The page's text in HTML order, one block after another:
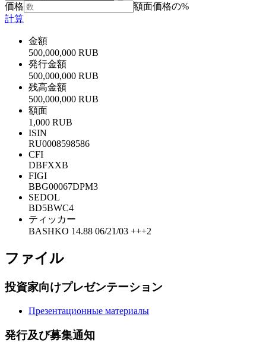
価格
額面価格の%
計算
金額
500,000,000 RUB
発行金額
500,000,000 RUB
残高金額
500,000,000 RUB
額面
1,000 RUB
ISIN
RU0008598586
CFI
DBFXXB
FIGI
BBG00067DPM3
SEDOL
BD5BWC4
ティッカー
BASHKO 14.88 06/21/03 +++2
ファイル
投資家向けプレゼンテーション
Презентационные материалы
発行及び募集通知